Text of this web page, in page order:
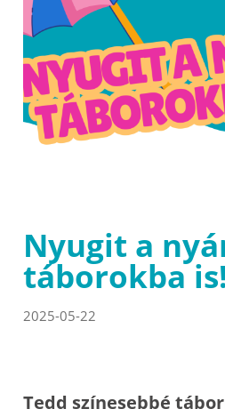
Nyugit a
táborokba is!
2025-05-22
Tedd színesebbé